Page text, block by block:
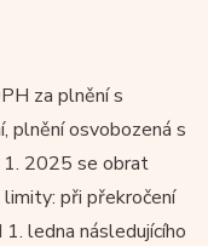
za plnění s
plnění osvobozená s
1. 2025 se obrat
při překročení
ledna následujícího